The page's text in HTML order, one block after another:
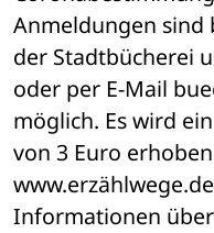
Anmeldungen sind
der Stadtbücherei
oder per E-Mail
möglich. Es wird
von 3 Euro
Informationen